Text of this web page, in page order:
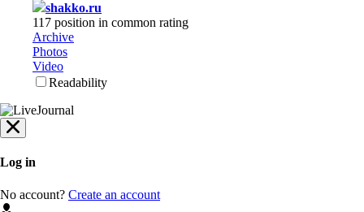
shakko.ru
117 position in common rating
Archive
Photos
Video
Readability
Log in
No account? Create an account